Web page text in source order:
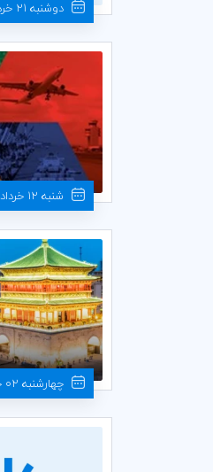
دوشنبه 21 خرداد 1397
شنبه 12 خرداد 1397
چهارشنبه 02 خرداد 1397